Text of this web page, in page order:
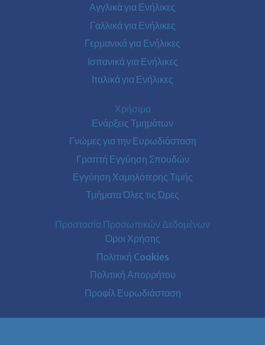
Αγγλικά για Ενήλικες
Γαλλικά για Ενήλικες
Γερμανικά για Ενήλικες
Ισπανικά για Ενήλικες
Ιταλικά για Ενήλικες
Χρήσιμα
Ενάρξεις Τμημάτων
Γνώμες για την Ευρωδιάσταση
Γραπτή Εγγύηση Σπουδών
Εγγύηση Χαμηλότερης Τιμής
Τμήματα Όλες τις Ώρες
Προστασία Προσωπικών Δεδομένων
Όροι Χρήσης
Πολιτική Cookies
Πολιτική Απορρήτου
Προφίλ Ευρωδιάσταση